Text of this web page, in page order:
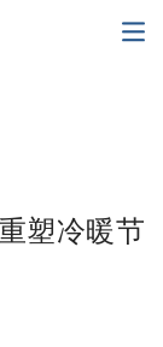
塑冷暖节